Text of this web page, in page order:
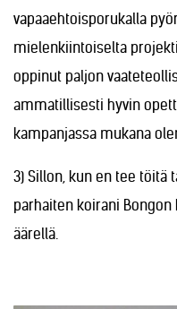
vapaaehtoisporukalla
mielenkiintoiselta
oppinut paljon
ammatillisesti hyvin
kampanjassa mukana
3) Sillon, kun en tee töitä
parhaiten koirani
äärellä.